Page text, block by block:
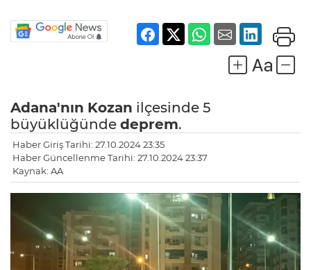
Adana'nın Kozan ilçesinde 5
büyüklüğünde deprem.
Haber Giriş Tarihi: 27.10.2024 23:35
Haber Güncellenme Tarihi: 27.10.2024 23:37
Kaynak: AA